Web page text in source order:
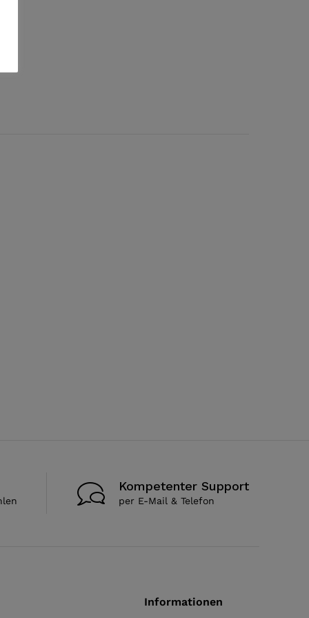
Kompetenter Support
per E-Mail & Telefon
Informationen